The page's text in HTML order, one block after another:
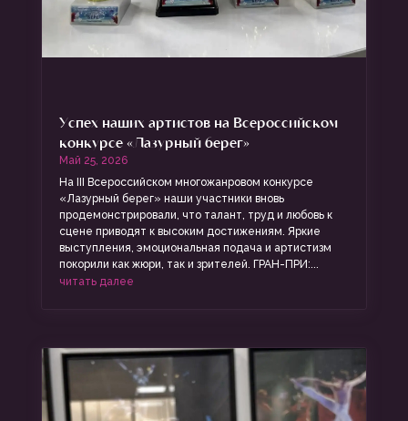
Успех наших артистов на Всероссийском
конкурсе «Лазурный берег»
Май 25, 2026
На III Всероссийском многожанровом конкурсе
«Лазурный берег» наши участники вновь
продемонстрировали, что талант, труд и любовь к
сцене приводят к высоким достижениям. Яркие
выступления, эмоциональная подача и артистизм
покорили как жюри, так и зрителей. ГРАН-ПРИ:...
читать далее